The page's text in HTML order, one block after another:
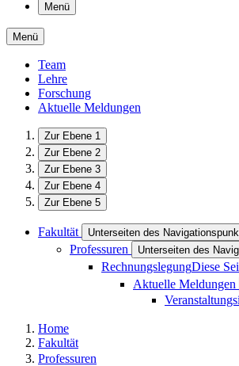
Menü
Menü
Team
Lehre
Forschung
Aktuelle Meldungen
Zur Ebene 1
Zur Ebene 2
Zur Ebene 3
Zur Ebene 4
Zur Ebene 5
Fakultät Unterseiten des
Professuren Unterseiten des
RechnungslegungDiese
Aktuelle Meldungen
Home
Fakultät
Professuren